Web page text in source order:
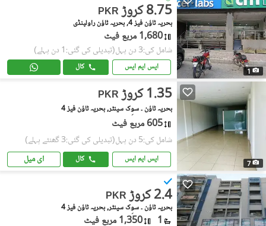
1
PKR 8.75 کروڑ
بحریہ ٹاؤن فیز 4, بحریہ ٹاؤن راولپنڈی
1,680 مربع فیٹ
شامل کی:3 دن پہل (تبدیلی کی گئی:1 دن پہلے)
ایس ایم ایس کال
7
PKR 1.35 کروڑ
بحریہ ٹاؤن ۔ سوِک سینٹر, بحریہ ٹاؤن فیز 4
605 مربع فیٹ
شامل کی:5 دن پہل (تبدیلی کی گئی:3 گھنٹے پہلے)
ایس ایم ایس کال ای میل
PKR 2.4 کروڑ
بحریہ ٹاؤن ۔ سوِک سینٹر, بحریہ ٹاؤن فیز 4
1 1,350 مربع فیٹ